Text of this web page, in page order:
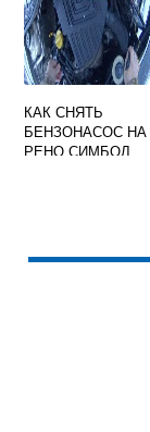
КАК СНЯТЬ
БЕНЗОНАСОС НА
РЕНО СИМБОЛ